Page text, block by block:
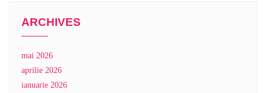
ARCHIVES
mai 2026
aprilie 2026
ianuarie 2026